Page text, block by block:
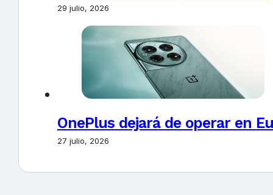
29 julio, 2026
OnePlus dejará de operar en
27 julio, 2026